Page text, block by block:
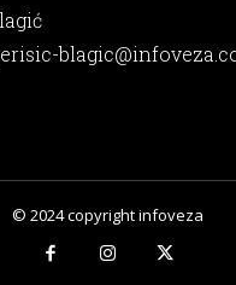
© 2024 copyright infoveza